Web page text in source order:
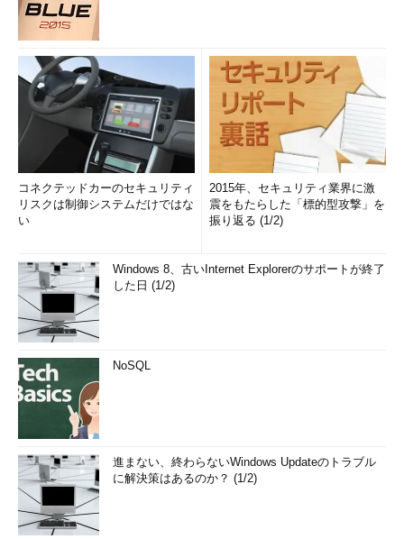
コネクテッドカーのセキュリティ
リスクは制御システムだけではな
い
2015年、セキュリティ業界に激
震をもたらした「標的型攻撃」を
振り返る (1/2)
Windows 8、古いInternet Explorerのサポートが終了
した日 (1/2)
NoSQL
進まない、終わらないWindows Updateのトラブル
に解決策はあるのか？ (1/2)